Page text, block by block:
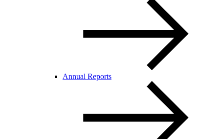
Annual Reports